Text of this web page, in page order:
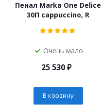
Пенал Marka One Delice
30П cappuccino, R
Очень мало
25 530₽
В корзину